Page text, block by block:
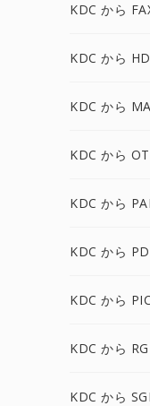
KDC から
KDC から
KDC から
KDC から
KDC から
KDC から
KDC から
KDC から
KDC から